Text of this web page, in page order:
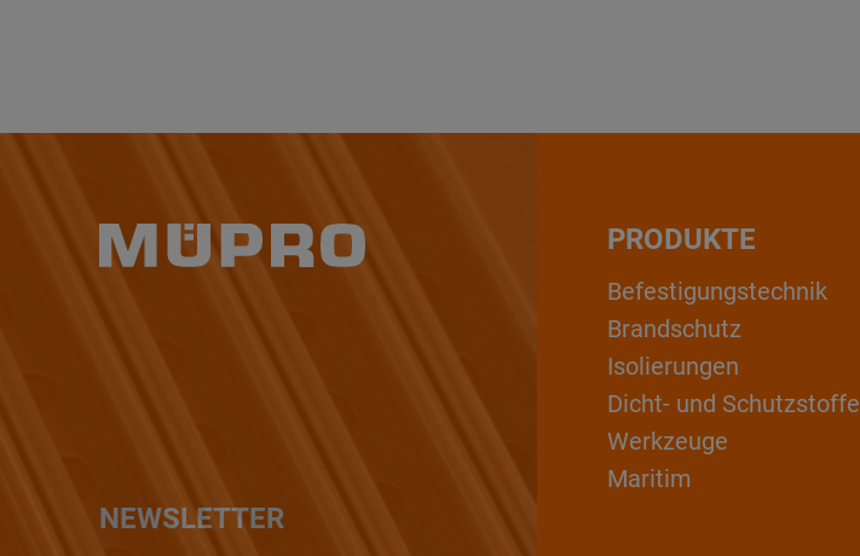
NEWSLETTER
PRODUKTE
Befestigungstechnik
Brandschutz
Isolierungen
Dicht- und Schutzstoffe
Werkzeuge
Maritim